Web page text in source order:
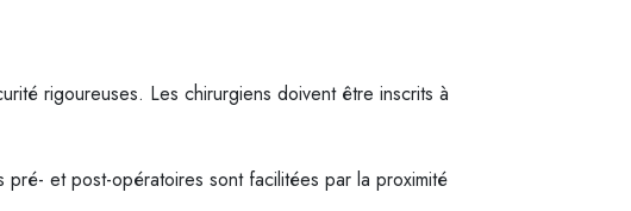
rigoureuses. Les chirurgiens doivent être inscrits à
pré- et post-opératoires sont facilitées par la proximité